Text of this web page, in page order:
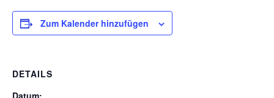
Zum Kalender hinzufügen
DETAILS
Datum: